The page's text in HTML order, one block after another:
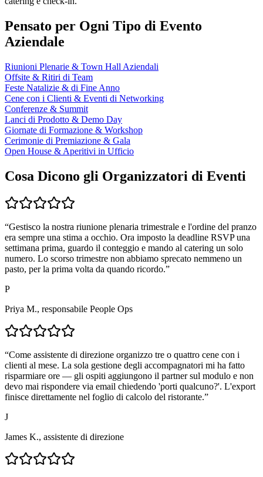
Pensato per Ogni Tipo di Evento
Aziendale
Riunioni Plenarie & Town Hall Aziendali
Offsite & Ritiri di Team
Feste Natalizie & di Fine Anno
Cene con i Clienti & Eventi di Networking
Conferenze & Summit
Lanci di Prodotto & Demo Day
Giornate di Formazione & Workshop
Cerimonie di Premiazione & Gala
Open House & Aperitivi in Ufficio
Cosa Dicono gli Organizzatori di Eventi
“Gestisco la nostra riunione plenaria trimestrale e l'ordine del pranzo
era sempre una stima a occhio. Ora imposto la deadline RSVP una
settimana prima, guardo il conteggio e mando al catering un solo
numero. Lo scorso trimestre non abbiamo sprecato nemmeno un
pasto, per la prima volta da quando ricordo.”
P
Priya M., responsabile People Ops
“Come assistente di direzione organizzo tre o quattro cene con i
clienti al mese. La sola gestione degli accompagnatori mi ha fatto
risparmiare ore — gli ospiti aggiungono il partner sul modulo e non
devo mai rispondere via email chiedendo 'porti qualcuno?'. L'export
finisce direttamente nel foglio di calcolo del ristorante.”
J
James K., assistente di direzione